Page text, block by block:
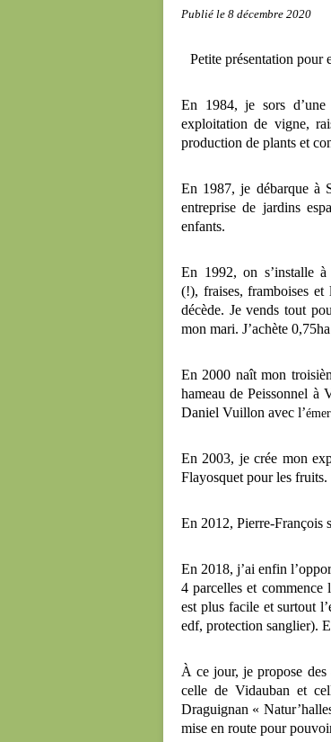
Publié le 8 décembre 2020
Petite présentation pour
En 1984, je sors d’une
exploitation de vigne,
production de plants et
En 1987, je débarque à
entreprise de jardins
enfants.
En 1992, on s’installe
(!), fraises, framboises et
décède. Je vends tout
mon mari. J’achète
En 2000 naît mon
hameau de Peissonnel à
Daniel Vuillon avec l’
En 2003, je crée mon
Flayosquet pour les
En 2012, Pierre-François
En 2018, j’ai enfin
4 parcelles et
est plus facile et surtout
edf, protection sanglier).
À ce jour, je propose
celle de Vidauban et
Draguignan «
mise en route pour